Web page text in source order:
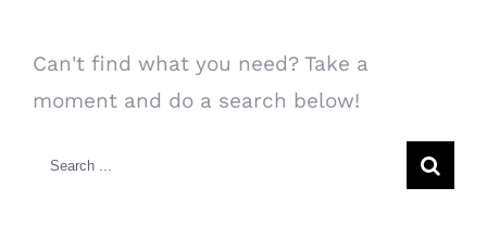
Can't find what you need? Take a
moment and do a search below!
Search